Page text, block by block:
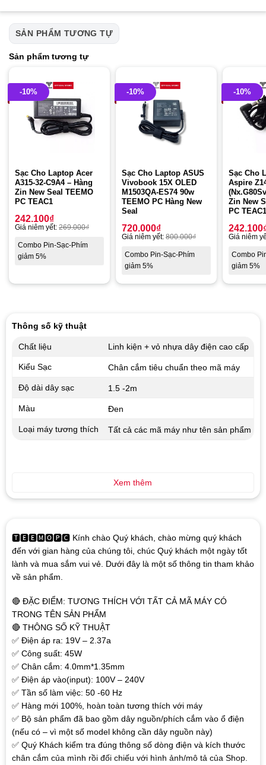
SẢN PHẨM TƯƠNG TỰ
Sản phẩm tương tự
-10%
Sạc Cho Laptop Acer
A315-32-C9A4 – Hàng
Zin New Seal TEEMO
PC TEAC1
242.100₫
Giá niêm yết: 269.000₫
Combo Pin-Sạc-Phím
giảm 5%
-10%
Sạc Cho Laptop ASUS
Vivobook 15X OLED
M1503QA-ES74 90w
TEEMO PC Hàng New
Seal
720.000₫
Giá niêm yết: 800.000₫
Combo Pin-Sạc-Phím
giảm 5%
-10%
Sạc Cho
Aspire
Zin New
PC
242.100
Giá niêm
Combo
giảm 5%
🆃🅴🅴🅼🅾🅿🅲 Kính chào Quý khách, chào mừng quý khách
đến với gian hàng của chúng tôi, chúc Quý khách một ngày tốt
lành và mua sắm vui vẻ. Dưới đây là một số thông tin tham khảo
về sản phẩm.
🔴 ĐẶC ĐIỂM: TƯƠNG THÍCH VỚI TẤT CẢ MÃ MÁY CÓ
TRONG TÊN SẢN PHẨM
🔴 THÔNG SỐ KỸ THUẬT
✅ Điện áp ra: 19V – 2.37a
✅ Công suất: 45W
✅ Chân cắm: 4.0mm*1.35mm
✅ Điện áp vào(input): 100V – 240V
✅ Tần số làm việc: 50 -60 Hz
✅ Hàng mới 100%, hoàn toàn tương thích với máy
✅ Bộ sản phẩm đã bao gồm dây nguồn/phích cắm vào ổ điện
(nếu có – vì một số model không cần dây nguồn này)
✅ Quý Khách kiểm tra đúng thông số dòng điện và kích thước
chân cắm của mình rồi đối chiếu với hình ảnh/mô tả của Shop.
Thông số kỹ thuật
Chất liệu Linh kiện + vỏ nhựa dây điện cao cấp
Kiểu Sạc Chân cắm tiêu chuẩn theo mã máy
Độ dài dây sạc 1.5 -2m
Màu Đen
Loại máy tương thích Tất cả các mã máy như tên sản phẩm
Xem thêm